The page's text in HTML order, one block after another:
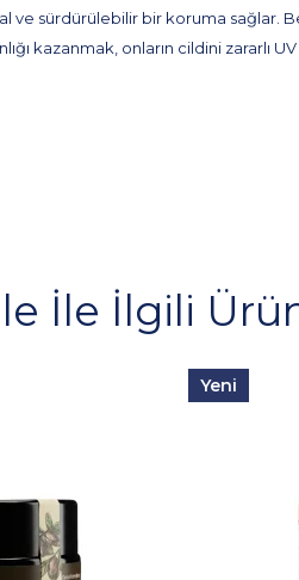
ve sürdürülebilir bir koruma sağlar.
kazanmak, onların cildini zararlı
İle İlgili
Yeni